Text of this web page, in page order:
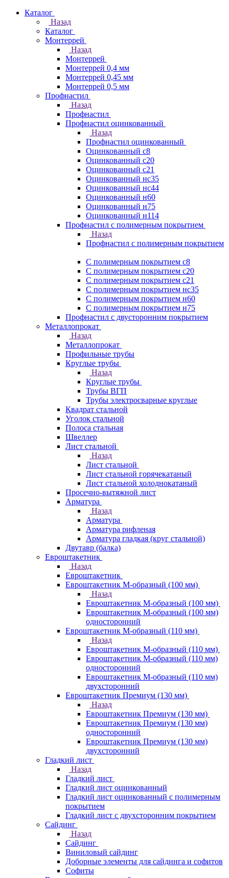
Каталог
Назад
Каталог
Монтеррей
Назад
Монтеррей
Монтеррей 0,4 мм
Монтеррей 0,45 мм
Монтеррей 0,5 мм
Профнастил
Назад
Профнастил
Профнастил оцинкованный
Назад
Профнастил оцинкованный
Оцинкованный с8
Оцинкованный с20
Оцинкованный с21
Оцинкованный нс35
Оцинкованный нс44
Оцинкованный н60
Оцинкованный н75
Оцинкованный н114
Профнастил с полимерным покрытием
Назад
Профнастил с полимерным покрытием
С полимерным покрытием с8
С полимерным покрытием с20
С полимерным покрытием с21
С полимерным покрытием нс35
С полимерным покрытием н60
С полимерным покрытием н75
Профнастил с двусторонним покрытием
Металлопрокат
Назад
Металлопрокат
Профильные трубы
Круглые трубы
Назад
Круглые трубы
Трубы ВГП
Трубы электросварные круглые
Квадрат стальной
Уголок стальной
Полоса стальная
Швеллер
Лист стальной
Назад
Лист стальной
Лист стальной горячекатаный
Лист стальной холоднокатаный
Просечно-вытяжной лист
Арматура
Назад
Арматура
Арматура рифленая
Арматура гладкая (круг стальной)
Двутавр (балка)
Евроштакетник
Назад
Евроштакетник
Евроштакетник М-образный (100 мм)
Назад
Евроштакетник М-образный (100 мм)
Евроштакетник М-образный (100 мм)
односторонний
Евроштакетник М-образный (110 мм)
Назад
Евроштакетник М-образный (110 мм)
Евроштакетник М-образный (110 мм)
односторонний
Евроштакетник М-образный (110 мм)
двухсторонний
Евроштакетник Премиум (130 мм)
Назад
Евроштакетник Премиум (130 мм)
Евроштакетник Премиум (130 мм)
односторонний
Евроштакетник Премиум (130 мм)
двухсторонний
Гладкий лист
Назад
Гладкий лист
Гладкий лист оцинкованный
Гладкий лист оцинкованный с полимерным
покрытием
Гладкий лист с двухсторонним покрытием
Сайдинг
Назад
Сайдинг
Виниловый сайдинг
Доборные элементы для сайдинга и софитов
Софиты